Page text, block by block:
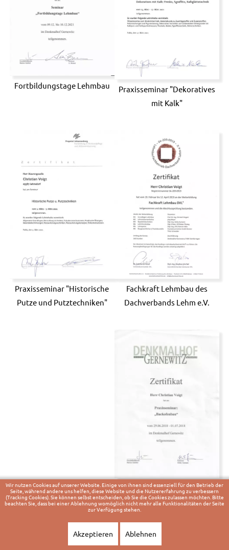
Fortbildungstage Lehmbau
Praxisseminar "Dekoratives
mit Kalk"
Praxisseminar "Historische
Putze und Putztechniken"
Fachkraft Lehmbau des
Dachverbands Lehm e.V.
Praxisseminar "Backofenbau"
Wir nutzen Cookies auf unserer Website. Einige von ihnen sind essenziell für den Betrieb der
Seite, während andere uns helfen, diese Website und die Nutzererfahrung zu verbessern
(Tracking Cookies). Sie können selbst entscheiden, ob Sie die Cookies zulassen möchten. Bitte
beachten Sie, dass bei einer Ablehnung womöglich nicht mehr alle Funktionalitäten der Seite
zur Verfügung stehen.
Akzeptieren Ablehnen